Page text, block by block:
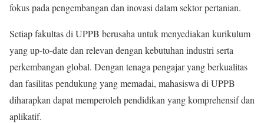
fokus pada pengembangan dan inovasi dalam sektor pertanian.
Setiap fakultas di UPPB berusaha untuk menyediakan kurikulum
yang up-to-date dan relevan dengan kebutuhan industri serta
perkembangan global. Dengan tenaga pengajar yang berkualitas
dan fasilitas pendukung yang memadai, mahasiswa di UPPB
diharapkan dapat memperoleh pendidikan yang komprehensif dan
aplikatif.